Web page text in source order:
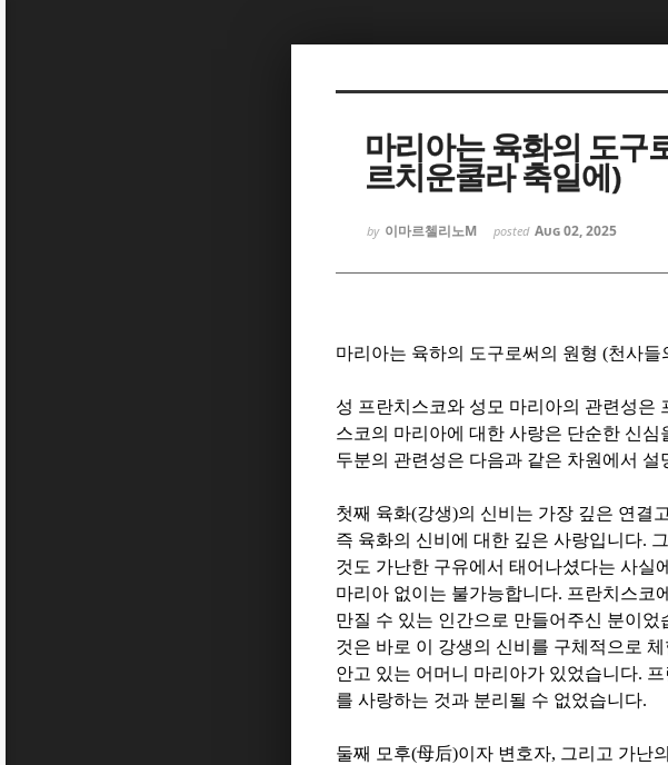
마리아는 육화의 도구
르치운쿨라 축일에)
by 이마르첼리노M posted Aug 02, 2025
마리아는 육하의 도구로써의 원형 (천사들
성 프란치스코와 성모 마리아의 관련성은
스코의 마리아에 대한 사랑은 단순한 신심
두분의 관련성은 다음과 같은 차원에서 설
첫째 육화(강생)의 신비는 가장 깊은 연결
즉 육화의 신비에 대한 깊은 사랑입니다.
것도 가난한 구유에서 태어나셨다는 사실
마리아 없이는 불가능합니다. 프란치스코
만질 수 있는 인간으로 만들어주신 분이었
것은 바로 이 강생의 신비를 구체적으로
안고 있는 어머니 마리아가 있었습니다.
를 사랑하는 것과 분리될 수 없었습니다.
둘째 모후(母后)이자 변호자, 그리고 가난
Sketchbook5, 스케치북5
Sketchbook5, 스케치북5
Sketchbook5, 스케치북5
Sketchbook5, 스케치북5